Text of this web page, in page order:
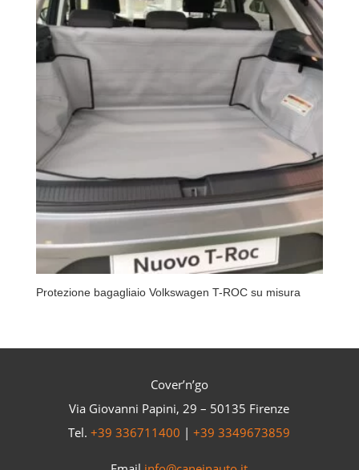
Protezione bagagliaio Volkswagen T-ROC su misura
Cover’n’go
Via Giovanni Papini, 29 – 50135 Firenze
Tel.+39 336711400 |+39 3349673859